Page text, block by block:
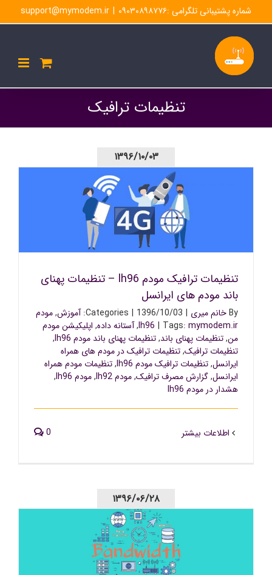
to
content
شماره پشتیبانی تلگرامی :۰۹۰۳۰۸۹۸۷۷۶ |
support@mymodem.ir
تنظیمات ترافیک
۱۳۹۶/۱۰/۰۳
تنظیمات ترافیک مودم lh96 – تنظیمات پهنای باند مودم های
ایرانسل
تنظیمات ترافیک مودم lh96 – تنظیمات پهنای
باند مودم های ایرانسل
Byخانم میری |
1396/10/03
|
Categories: آموزش,مودم
lh96 | Tags: mymodem.ir
,آستانه داده, اپلیکیشن مودم
من,تنظیمات پهنای باند,تنظیمات پهنای باند مودم lh96
,
تنظیمات ترافیک,تنظیمات ترافیک در مودم های همراه
ایرانسل,تنظیمات ترافیک مودم lh96 ,تنظیمات مودم همراه
ایرانسل,گزارش مصرف ترافیک,مودم lh92 ,مودم lh96
,
هشدار در مودم lh96
اطلاعات بیشتر 0
۱۳۹۶/۰۶/۲۸
تنظیمات پهنای باند (ترافیک) مودم lh92 – اپلیکیشن مودم من